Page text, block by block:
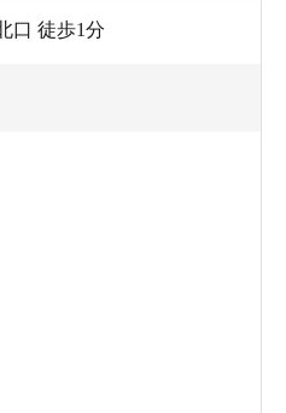
口 徒歩1分